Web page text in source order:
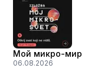
Мой микро-мир
06.08.2026